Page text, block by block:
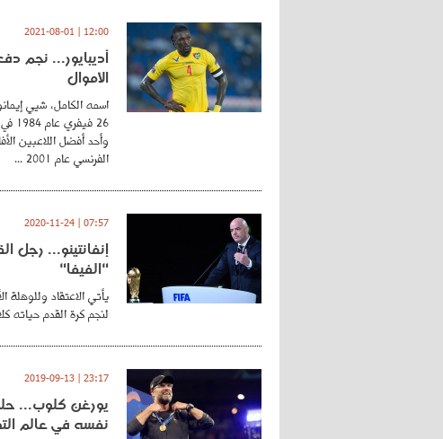
12:00 | 2021-08-01
أديبايور... نجم
الأموال
اسمه الكامل، شيي
26
وأحد أفضل اللاعبين
الفرنسي عام 2001 ...
07:57 | 2020-11-24
إنفانتينو... رجل
"الفيفا"
يأتي الاعتقاد وللوهلة
لنجم كرة القدم حياته
23:17 | 2019-09-13
يورغن كلوب...
نفسه في عالم